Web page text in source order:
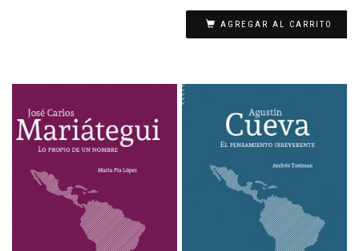
AGREGAR AL CARRITO